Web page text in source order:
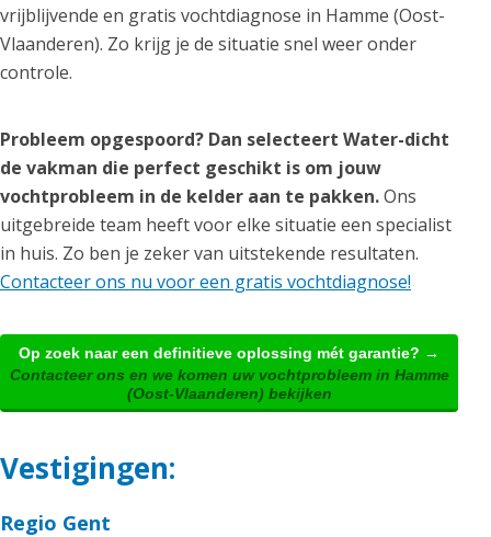
vrijblijvende en gratis vochtdiagnose in Hamme (Oost-
Vlaanderen). Zo krijg je de situatie snel weer onder
controle.
Probleem opgespoord? Dan selecteert Water-dicht
de vakman die perfect geschikt is om jouw
vochtprobleem in de kelder aan te pakken.Ons
uitgebreide team heeft voor elke situatie een specialist
in huis. Zo ben je zeker van uitstekende resultaten.
Contacteer ons nu voor een gratis vochtdiagnose!
Op zoek naar een definitieve oplossing mét garantie? →
Contacteer ons en we komen uw vochtprobleem in Hamme
(Oost-Vlaanderen) bekijken
Vestigingen:
Regio Gent